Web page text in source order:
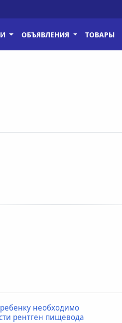
ОБЪЯВЛЕНИЯ ТОВАРЫ
необходимо
рентген пищевода